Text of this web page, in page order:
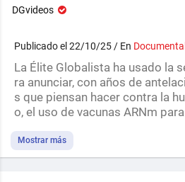
DGvideos
Publicado el 22/10/25 / En Documental
⁣La Élite Globalista ha usado la
ra anunciar, con años de
s que piensan hacer contra la
o, el uso de vacunas ARNm
Mostrar más